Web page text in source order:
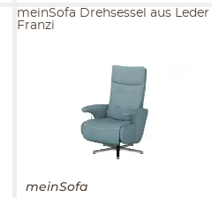
meinSofa
meinSofa Drehsessel aus Leder
Franzi